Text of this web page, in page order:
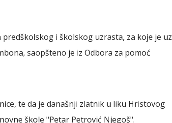
i školskog uzrasta, za koje je uz
saopšteno je iz Odbora za pomoć
te da je današnji zlatnik u liku Hristovog
škole "Petar Petrović Njegoš".